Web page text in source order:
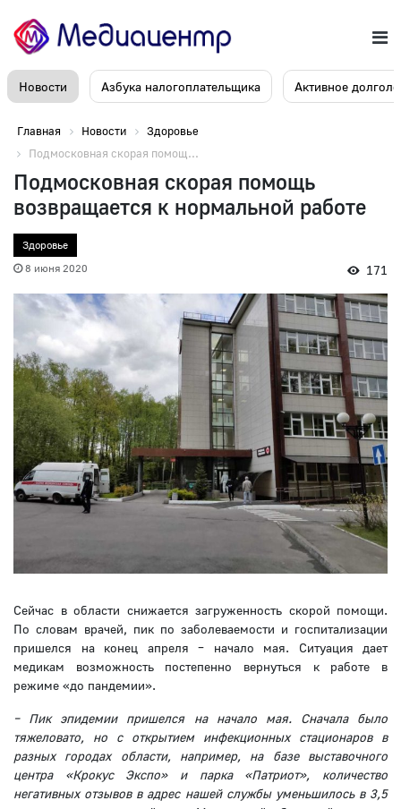
Новости Азбука налогоплательщика Активное
Главная Новости
Здоровье
Подмосковная скорая помощ...
Подмосковная скорая помощь
возвращается к нормальной работе
Здоровье
8 июня 2020
171
Сейчас в области снижается загруженность скорой помощи.
По словам врачей, пик по заболеваемости и госпитализации
пришелся на конец апреля – начало мая. Ситуация дает
медикам возможность постепенно вернуться к работе в
режиме «до пандемии».
– Пик эпидемии пришелся на начало мая. Сначала было
тяжеловато, но с открытием инфекционных стационаров в
разных городах области, например, на базе выставочного
центра «Крокус Экспо» и парка «Патриот», количество
негативных отзывов в адрес нашей службы уменьшилось в 3,5